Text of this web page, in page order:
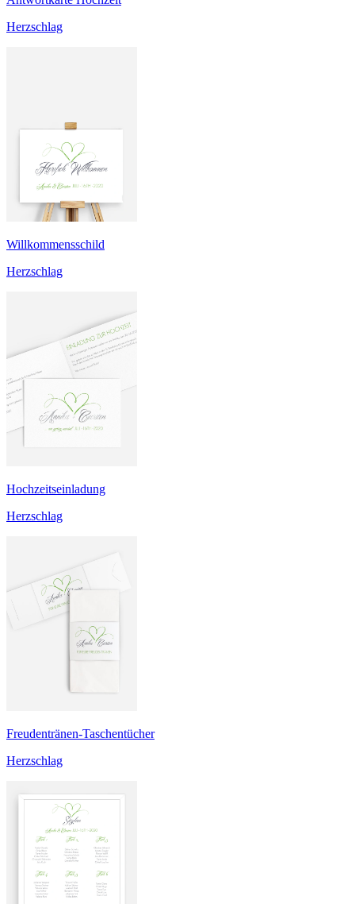
Herzschlag
Willkommensschild
Herzschlag
Hochzeitseinladung
Herzschlag
Freudentränen-Taschentücher
Herzschlag